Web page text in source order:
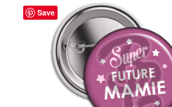
Save